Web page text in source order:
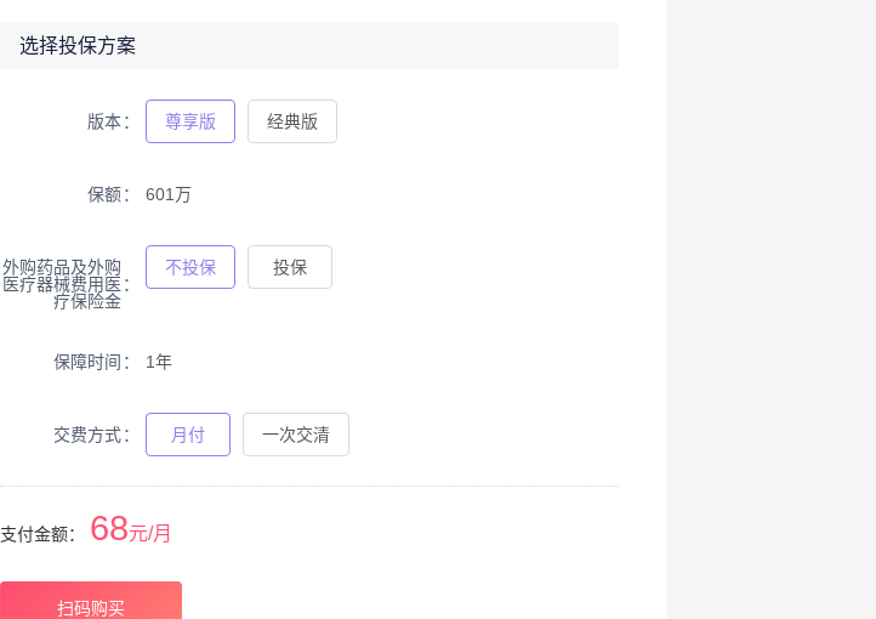
选择投保方案
版本 尊享版 经典版
保额 601万
外购药品及外购
医疗器械费用医
疗保险金
不投保 投保
保障时间 1年
交费方式 月付 一次交清
支付金额： 68元/月
扫码购买